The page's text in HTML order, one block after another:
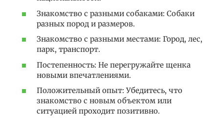
Знакомство с разными собаками: Собаки
разных пород и размеров.
Знакомство с разными местами: Город, лес,
парк, транспорт.
Постепенность: Не перегружайте щенка
новыми впечатлениями.
Положительный опыт: Убедитесь, что
знакомство с новым объектом или
ситуацией проходит позитивно.